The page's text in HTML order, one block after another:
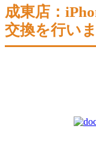
成東店：
交換を行い